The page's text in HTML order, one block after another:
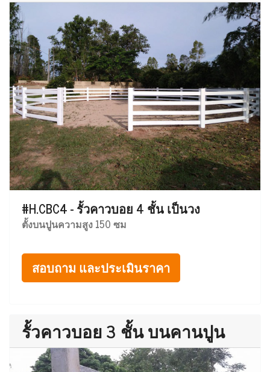
#H.CBC4 - รั้วคาวบอย 4 ชั้น เป็นวง
ตั้งบนปูนความสูง 150 ซม
สอบถาม และประเมินราคา
รั้วคาวบอย 3 ชั้น บนคานปูน